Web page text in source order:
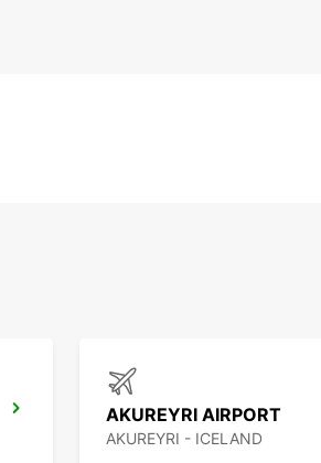
AKUREYRI AIRPORT
AKUREYRI - ICELAND